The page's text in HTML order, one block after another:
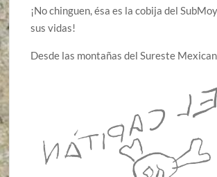
¡No chinguen, ésa es la cobija del
sus vidas!
Desde las montañas del Sureste